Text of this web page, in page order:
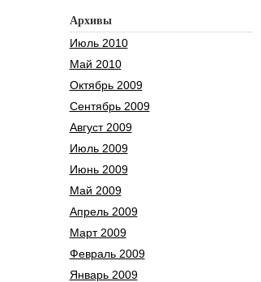
Архивы
Июль 2010
Май 2010
Октябрь 2009
Сентябрь 2009
Август 2009
Июль 2009
Июнь 2009
Май 2009
Апрель 2009
Март 2009
Февраль 2009
Январь 2009